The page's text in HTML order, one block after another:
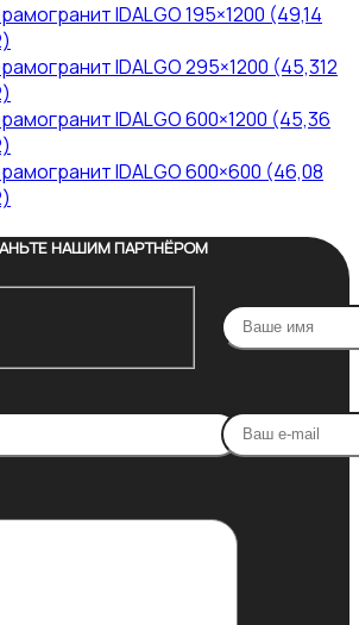
IDALGO 195×1200 (49,14
IDALGO 295×1200 (45,312
IDALGO 600×1200 (45,36
IDALGO 600×600 (46,08
НАШИМ ПАРТНЁРОМ